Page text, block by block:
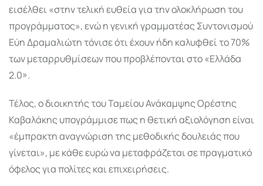
εισέλθει «στην τελική ευθεία για την ολοκλήρωση του
προγράμματος», ενώ η γενική γραμματέας Συντονισμού
Εύη Δραμαλιώτη τόνισε ότι έχουν ήδη καλυφθεί το 70%
των μεταρρυθμίσεων που προβλέπονται στο «Ελλάδα
2.0».
Τέλος, ο διοικητής του Ταμείου Ανάκαμψης Ορέστης
Καβαλάκης υπογράμμισε πως η θετική αξιολόγηση είναι
«έμπρακτη αναγνώριση της μεθοδικής δουλειάς που
γίνεται», με κάθε ευρώ να μεταφράζεται σε πραγματικό
όφελος για πολίτες και επιχειρήσεις.